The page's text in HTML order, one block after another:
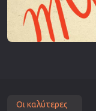
Οι καλύτερες